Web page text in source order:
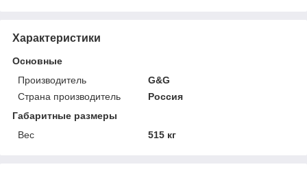
Характеристики
Основные
Производитель
G&G
Страна производитель
Россия
Габаритные размеры
Вес
515 кг